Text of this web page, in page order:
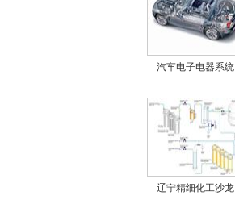
汽车电子电器系统
辽宁精细化工沙龙